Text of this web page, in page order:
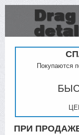
Покупаются
ПРИ